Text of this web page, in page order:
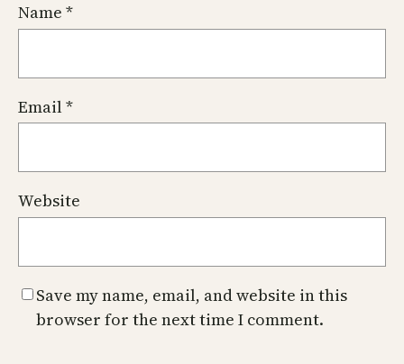
Name *
Email*
Website
Save my name, email, and website in this
browser for the next time I comment.